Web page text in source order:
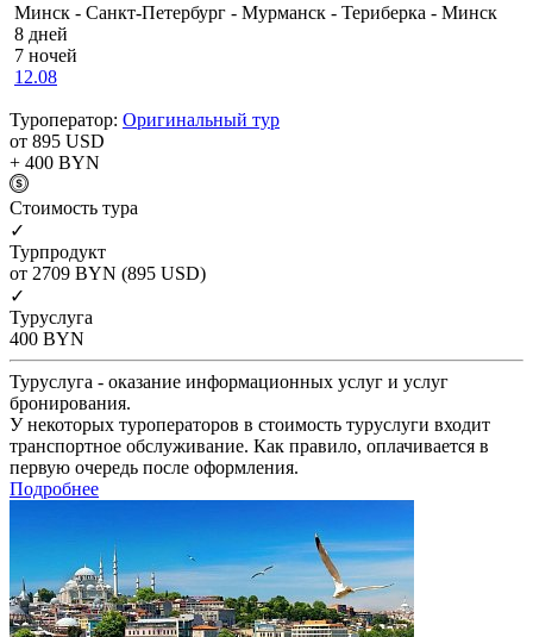
Минск - Санкт-Петербург - Мурманск - Териберка - Минск
8 дней
7 ночей
12.08
Туроператор: Оригинальный тур
от 895 USD
+ 400 BYN
Cтоимость тура
✓
Турпродукт
от 2709 BYN (895 USD)
✓
Туруслуга
400 BYN
Туруслуга - оказание информационных услуг и услуг
бронирования.
У некоторых туроператоров в стоимость туруслуги входит
транспортное обслуживание. Как правило, оплачивается в
первую очередь после оформления.
Подробнее